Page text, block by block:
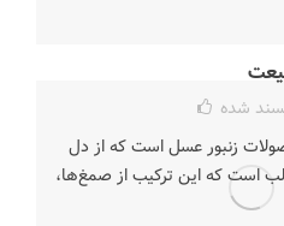
شده
زنبور عسل است که از دل
است که این ترکیب از صمغ‌ها،